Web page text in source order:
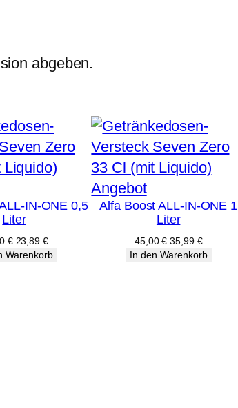
abgeben.
Angebot
IN-ONE 0,5
Liter
€ Ursprünglicher
Preis
23,89 €Aktueller
Preis
Warenkorb
AngebotProdukt
im
Angebot
Alfa Boost ALL-IN-ONE 1
Liter
45,00€ Ursprünglicher
Preis
35,99 €Aktueller
Preis
In den Warenkorb